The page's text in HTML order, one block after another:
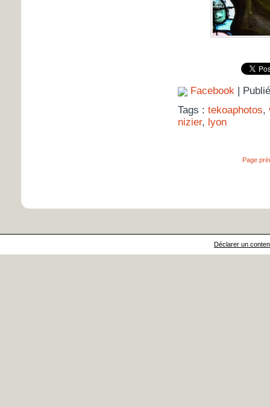
Facebook|
Tags : tekoaphotos,
nizier, lyon
Page
Déclarer un